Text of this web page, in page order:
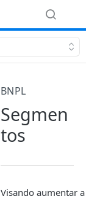
BNPL
Segmen
tos
Visando aumentar a